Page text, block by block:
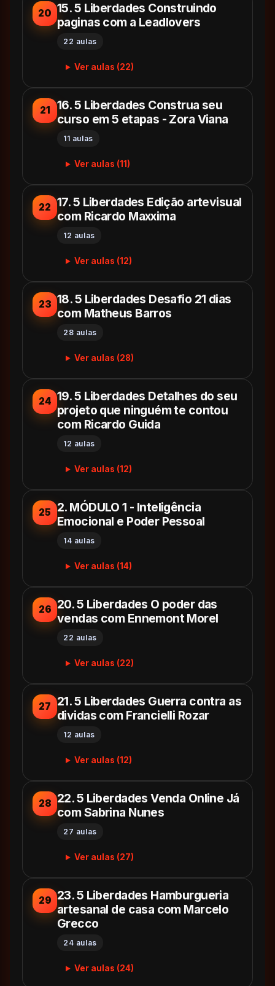
20 15. 5 Liberdades Construindo
paginas com a Leadlovers
22 aulas
Ver aulas (22)
21
16. 5 Liberdades Construa seu
curso em 5 etapas - Zora Viana
11 aulas
Ver aulas (11)
22 17. 5 Liberdades Edição artevisual
com Ricardo Maxxima
12 aulas
Ver aulas (12)
23 18. 5 Liberdades Desafio 21 dias
com Matheus Barros
28 aulas
Ver aulas (28)
24 19. 5 Liberdades Detalhes do seu
projeto que ninguém te contou
com Ricardo Guida
12 aulas
Ver aulas (12)
25
2. MÓDULO 1 - Inteligência
Emocional e Poder Pessoal
14 aulas
Ver aulas (14)
26 20. 5 Liberdades O poder das
vendas com Ennemont Morel
22 aulas
Ver aulas (22)
27
21. 5 Liberdades Guerra contra as
dividas com Francielli Rozar
12 aulas
Ver aulas (12)
28 22. 5 Liberdades Venda Online Já
com Sabrina Nunes
27 aulas
Ver aulas (27)
29 23. 5 Liberdades Hamburgueria
artesanal de casa com Marcelo
Grecco
24 aulas
Ver aulas (24)